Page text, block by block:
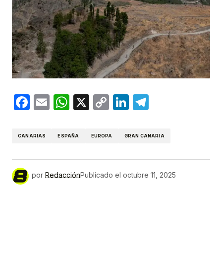
Facebook
EmailWhatsApp
X
CopyLinkedIn
CANARIAS ESPAÑA EUROPA GRAN CANARIA
por RedacciónPublicado el octubre 11, 2025